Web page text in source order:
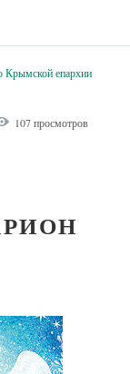
Крымской епархии
107 просмотров